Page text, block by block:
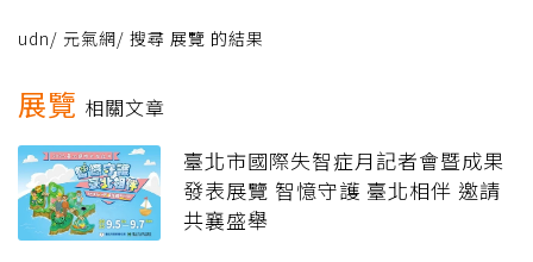
udn/ 元氣網/ 搜尋 展覽 的結果
展覽 相關文章
臺北市國際失智症月記者會暨成果
發表展覽 智憶守護 臺北相伴 邀請
共襄盛舉